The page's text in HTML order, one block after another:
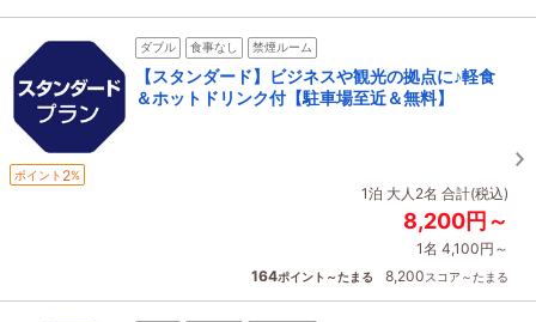
ダブル 食事なし 禁煙ルーム
【スタンダード】ビジネスや観光の拠点に♪軽食
＆ホットドリンク付【駐車場至近＆無料】
ポイント 2%
1泊 大人2名 合計(税込)
8,200円～
1名 4,100円～
164ポイント～たまる 8,200スコア～たまる